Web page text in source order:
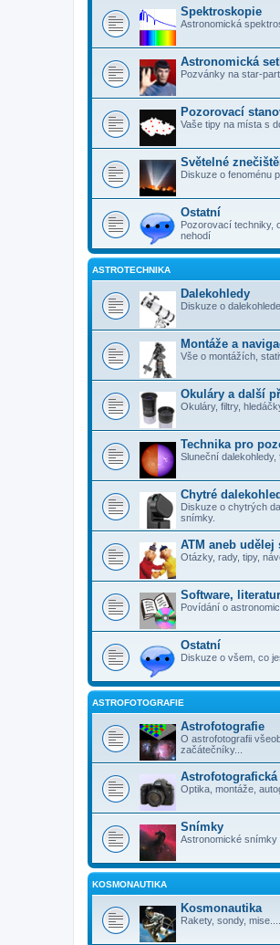
Spektroskopie
Astronomická
Astronomická
Pozvánky na star-
Pozorovací
Vaše tipy na místa s
Světelné
Diskuze o fenoménu
Ostatní
Pozorovací techniky,
nehodí
ASTROTECHNIKA
Dalekohledy
Diskuze o
Montáže a
Vše o montážích,
Okuláry a další
Okuláry, filtry,
Technika pro
Sluneční
Chytré
Diskuze o chytrých
snímky.
ATM aneb udělej
Otázky, rady, tipy,
Software,
Povídání o
Ostatní
Diskuze o všem, co
ASTROFOTOGRAFIE
Astrofotografie
O astrofotografii
začátečníky...
Optika, montáže,
Snímky
Astronomické snímky
KOSMONAUTIKA
Kosmonautika
Rakety, sondy,